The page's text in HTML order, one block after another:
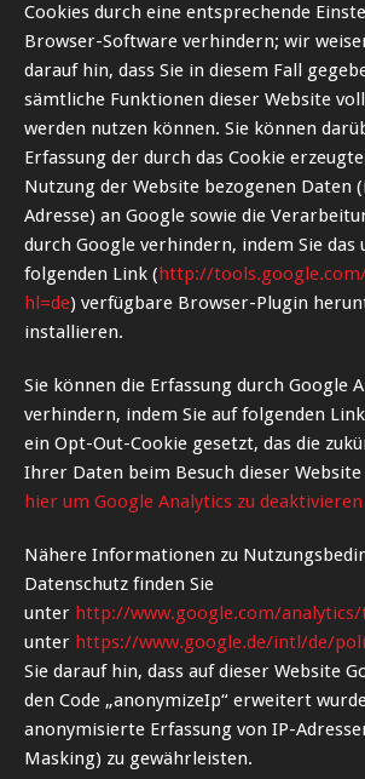
Cookies durch eine entsprechende
Browser-Software verhindern; wir
darauf hin, dass Sie in diesem Fall
sämtliche Funktionen dieser Website
werden nutzen können. Sie können
Erfassung der durch das Cookie
Nutzung der Website bezogenen Daten
Adresse) an Google sowie die
durch Google verhindern, indem Sie das
folgenden Link (http://
hl=de) verfügbare Browser-Plugin
installieren.
Sie können die Erfassung durch Google
verhindern, indem Sie auf folgenden
ein Opt-Out-Cookie gesetzt, das die
Ihrer Daten beim Besuch dieser
hier um Google Analytics zu deaktivieren
Nähere Informationen zu
Datenschutz finden Sie
unter http://www.google.com/
unter https://www.google.de/intl/de/
Sie darauf hin, dass auf dieser Website
den Code „anonymizeIp“ erweitert
anonymisierte Erfassung von IP-
Masking) zu gewährleisten.